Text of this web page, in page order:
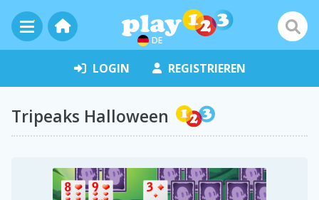
DE
LOGIN REGISTRIEREN
Tripeaks Halloween